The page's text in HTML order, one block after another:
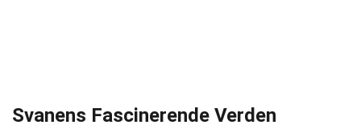
Svanens Fascinerende Verden